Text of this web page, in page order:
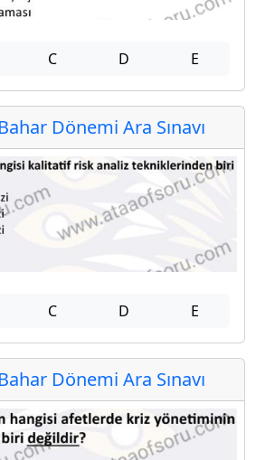
C D E
Dönemi Ara Sınavı
C D E
Dönemi Ara Sınavı